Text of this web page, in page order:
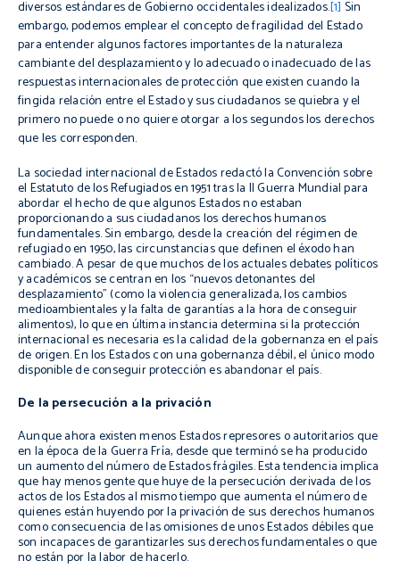
diversos estándares de Gobierno occidentalesidealizados.[1] Sin
embargo, podemos emplear el concepto de fragilidad del Estado
para entender algunos factores importantes de la naturaleza
cambiante del desplazamiento y lo adecuado o inadecuado de las
respuestas internacionales de protección que existen cuando la
fingida relación entre el Estado y sus ciudadanos se quiebra y el
primero no puede o no quiere otorgar a los segundos los derechos
que les corresponden.
La sociedad internacional de Estados redactó la Convención sobre
el Estatuto de los Refugiados en 1951 tras la II Guerra Mundial para
abordar el hecho de que algunos Estados no estaban
proporcionando a sus ciudadanos los derechos humanos
fundamentales. Sin embargo, desde la creación del régimen de
refugiado en 1950, las circunstancias que definen el éxodo han
cambiado. A pesar de que muchos de los actuales debates políticos
y académicos se centran en los “nuevos detonantes del
desplazamiento” (como la violencia generalizada, los cambios
medioambientales y la falta de garantías a la hora de conseguir
alimentos), lo que en última instancia determina si la protección
internacional es necesaria es la calidad de la gobernanza en el país
de origen. En los Estados con una gobernanza débil, el único modo
disponible de conseguir protección es abandonar el país.
De la persecución a la privación
Aunque ahora existen menos Estados represores o autoritarios que
en la época de la Guerra Fría, desde que terminó se ha producido
un aumento del número de Estados frágiles. Esta tendencia implica
que hay menos gente que huye de la persecución derivada de los
actos de los Estados al mismo tiempo que aumenta el número de
quienes están huyendo por la privación de sus derechos humanos
como consecuencia de las omisiones de unos Estados débiles que
son incapaces de garantizarles sus derechos fundamentales o que
no están por la labor de hacerlo.